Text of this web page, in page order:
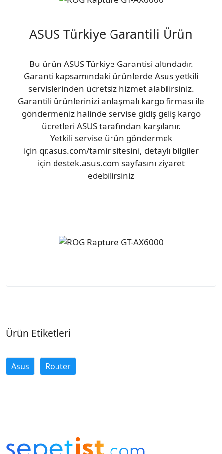
ASUS Türkiye Garantili Ürün
Bu ürün ASUS Türkiye Garantisi altındadır.
Garanti kapsamındaki ürünlerde Asus yetkili
servislerinden ücretsiz hizmet alabilirsiniz.
Garantili ürünlerinizi anlaşmalı kargo firması ile
göndermeniz halinde servise gidiş geliş kargo
ücretleri ASUS tarafından karşılanır.
Yetkili servise ürün göndermek
için qr.asus.com/tamir sitesini, detaylı bilgiler
için destek.asus.com sayfasını ziyaret
edebilirsiniz
Ürün Etiketleri
Asus Router